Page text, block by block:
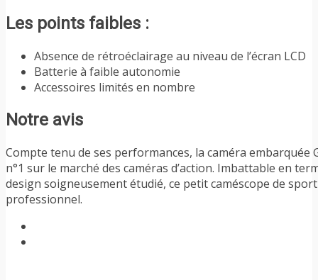
Les points faibles :
Absence de rétroéclairage au niveau de l’écran LCD
Batterie à faible autonomie
Accessoires limités en nombre
Notre avis
Compte tenu de ses performances, la caméra embarquée
n°1 sur le marché des caméras d’action. Imbattable en
design soigneusement étudié, ce petit caméscope de
professionnel.